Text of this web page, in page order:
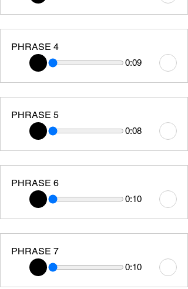
PHRASE 4
0:09
PHRASE 5
0:08
PHRASE 6
0:10
PHRASE 7
0:10